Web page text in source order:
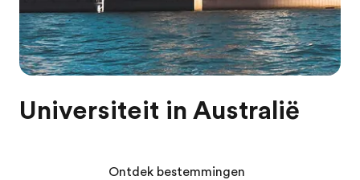
Universiteit in Australië
Ontdek bestemmingen